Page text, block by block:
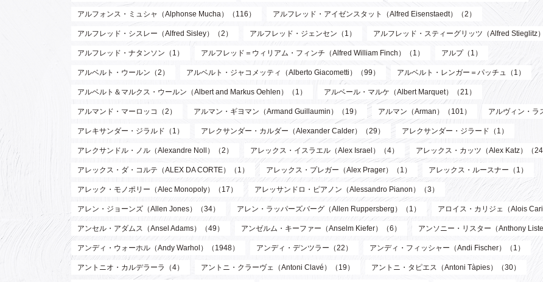
アルフォンス・ミュシャ（Alphonse Mucha）（116） アルフレッド・アイゼンスタット（Alfred Eisenstaedt）（2）
アルフレッド・シスレー（Alfred Sisley）（2） アルフレッド・ジェンセン（1） アルフレッド・スティーグリッツ（Alfred Stieglitz）
アルフレッド・ナタンソン（1） アルフレッド＝ウィリアム・フィンチ（Alfred William Finch）（1） アルプ（1）
アルベルト・ウールン（2） アルベルト・ジャコメッティ（Alberto Giacometti）（99） アルベルト・レンガー＝パッチュ（1）
アルベルト＆マルクス・ウールン（Albert and Markus Oehlen）（1） アルベール・マルケ（Albert Marquet）（21）
アルマンド・マーロッコ（2） アルマン・ギヨマン（Armand Guillaumin）（19） アルマン（Arman）（101） アルヴィン・ラ
アレキサンダー・ジラルド（1） アレクサンダー・カルダー（Alexander Calder）（29） アレクサンダー・ジラード（1）
アレクサンドル・ノル（Alexandre Noll）（2） アレックス・イスラエル（Alex Israel）（4） アレックス・カッツ（Alex Katz）（
アレックス・ダ・コルテ（ALEX DA CORTE）（1） アレックス・プレガー（Alex Prager）（1） アレックス・ルースナー（1）
アレック・モノポリー（Alec Monopoly）（17） アレッサンドロ・ピアノン（Alessandro Pianon）（3）
アレン・ジョーンズ（Allen Jones）（34） アレン・ラッパーズバーグ（Allen Ruppersberg）（1） アロイス・カリジェ（Alois
アンセル・アダムス（Ansel Adams）（49） アンゼルム・キーファー（Anselm Kiefer）（6） アンソニー・リスター（Anthony
アンディ・ウォーホル（Andy Warhol）（1948） アンディ・デンツラー（22） アンディ・フィッシャー（Andi Fischer）（1）
アントニオ・カルデラーラ（4） アントニ・クラーヴェ（Antoni Clavé）（19） アントニ・タピエス（Antoni Tàpies）（30）